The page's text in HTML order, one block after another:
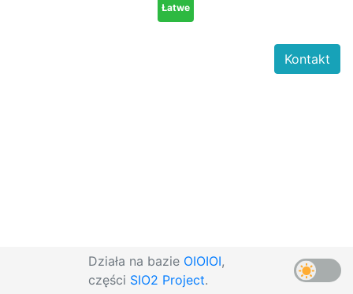
Łatwe
Działa na bazie OIOIOI,
części SIO2 Project.
Kontakt